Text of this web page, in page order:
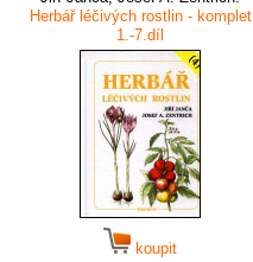
Herbář léčivých rostlin - komplet
1.-7.díl
koupit